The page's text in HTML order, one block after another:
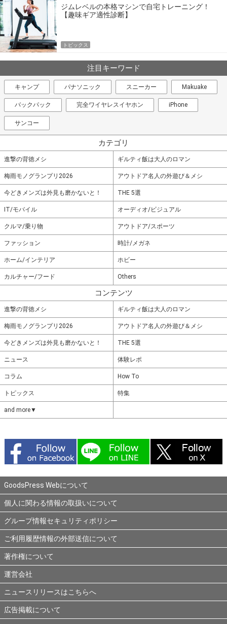
ジムレベルの本格マシンで自宅トレーニング！
【趣味ギア適性診断】
トピックス
注目キーワード
キャンプ パナソニック スニーカー Makuake
バックパック 完全ワイヤレスイヤホン iPhone
サンコー
カテゴリ
進撃の背徳メシ ギルティ飯は大人のロマン
梅雨モノグランプリ2026 アウトドア名人の外遊び＆メシ
今どきメンズは外見も磨かないと！ THE 5選
IT/モバイル オーディオ/ビジュアル
クルマ/乗り物 アウトドア/スポーツ
ファッション 時計/メガネ
ホーム/インテリア ホビー
カルチャー/フード Others
コンテンツ
進撃の背徳メシ ギルティ飯は大人のロマン
梅雨モノグランプリ2026 アウトドア名人の外遊び＆メシ
今どきメンズは外見も磨かないと！ THE 5選
ニュース 体験レポ
コラム How To
トピックス 特集
and more▼
GoodsPress Webについて
個人に関わる情報の取扱いについて
グループ情報セキュリティポリシー
ご利用履歴情報の外部送信について
著作権について
運営会社
ニュースリリースはこちらへ
広告掲載について